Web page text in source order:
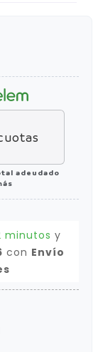
adeudado
minutos y
con Envío